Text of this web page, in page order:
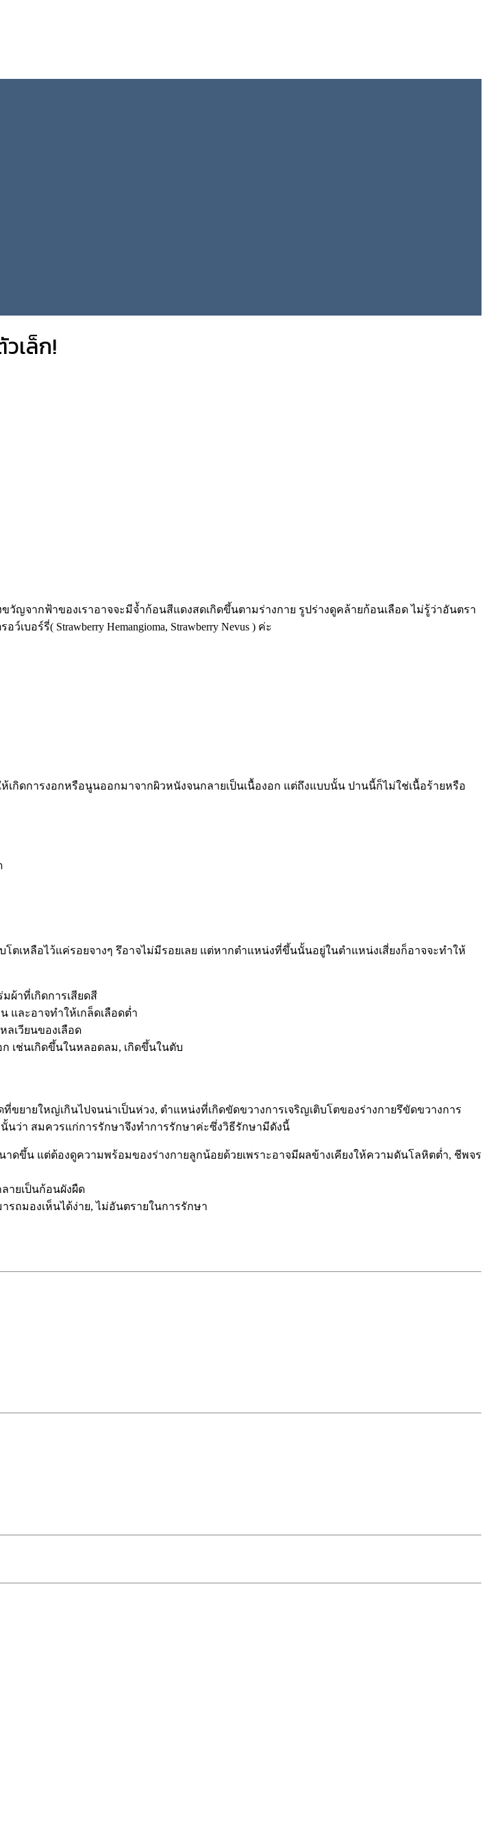
เล็ก!
จากฟ้าของเราอาจจะมีจ้ำก้อนสีแดงสดเกิดขึ้นตามร่างกาย รูปร่างดูคล้ายก้อนเลือด ไม่รู้ว่าอันตรา
อร์รี่( Strawberry Hemangioma, Strawberry Nevus ) ค่ะ
กิดการงอกหรือนูนออกมาจากผิวหนังจนกลายเป็นเนื้องอก แต่ถึงแบบนั้น ปานนี้ก็ไม่ใช่เนื้อร้ายหรือ
ตเหลือไว้แค่รอยจางๆ รึอาจไม่มีรอยเลย แต่หากตำแหน่งที่ขึ้นนั้นอยู่ในตำแหน่งเสี่ยงก็อาจจะทำให้
ผ้าที่เกิดการเสียดสี
และอาจทำให้เกล็ดเลือดต่ำ
ลเวียนของเลือด
เช่นเกิดขึ้นในหลอดลม, เกิดขึ้นในตับ
ยายใหญ่เกินไปจนน่าเป็นห่วง, ตำแหน่งที่เกิดขัดขวางการเจริญเติบโตของร่างกายรึขัดขวางการ
นว่า สมควรแก่การรักษาจึงทำการรักษาค่ะซึ่งวิธีรักษามีดังนี้
ดขึ้น แต่ต้องดูความพร้อมของร่างกายลูกน้อยด้วยเพราะอาจมีผลข้างเคียงให้ความดันโลหิตต่ำ, ชีพจร
ายเป็นก้อนผังผืด
ถมองเห็นได้ง่าย, ไม่อันตรายในการรักษา